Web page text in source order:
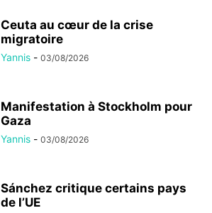
Ceuta au cœur de la crise
migratoire
Yannis - 03/08/2026
Manifestation à Stockholm pour
Gaza
Yannis - 03/08/2026
Sánchez critique certains pays
de l’UE